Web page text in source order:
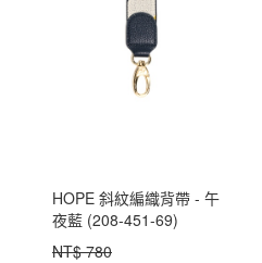
HOPE 斜紋編織背帶 - 午
夜藍 (208-451-69)
USD$26.9
NT$ 780